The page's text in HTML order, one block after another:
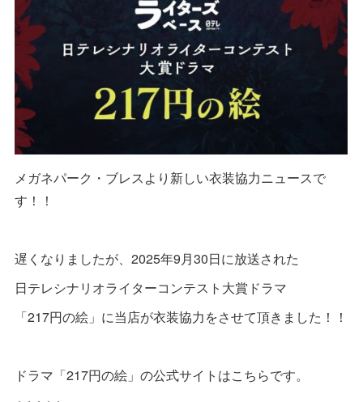
メガネパーク・ブレスより新しい衣装協力ニュースで
す！！
遅くなりましたが、2025年9月30日に放送された
日テレシナリオライターコンテスト大賞ドラマ
「217円の絵」に当店が衣装協力をさせて頂きました！！
ドラマ「217円の絵」の公式サイトはこちらです。